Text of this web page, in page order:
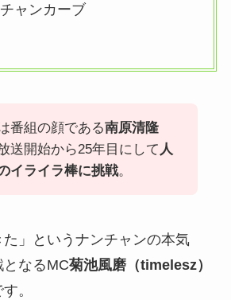
ャンカーブ
番組の顔である南原清隆
送開始から25年目にして 人
イライラ棒に挑戦。
た」というナンチャンの本気
となるMC菊池風磨（timelesz）
。